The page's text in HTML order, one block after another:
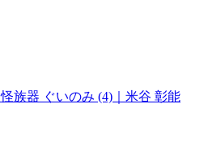
怪族器 ぐいのみ (4)｜米谷 彰能